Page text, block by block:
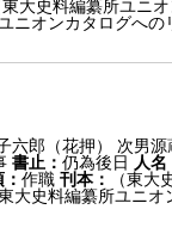
東大史料編纂所ユニ
ニオンカタログへ
郎（花押） 次男源
書止： 仍為後日 人名
作職 刊本：
（東大
東大史料編纂所ユニ